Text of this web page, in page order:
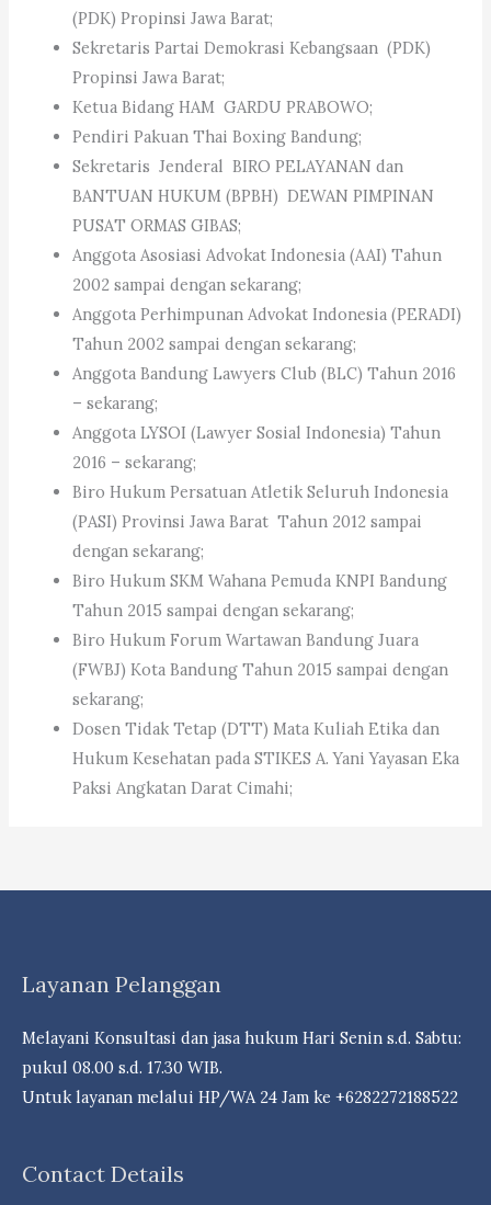
(PDK) Propinsi Jawa Barat;
Sekretaris Partai Demokrasi Kebangsaan (PDK)
Propinsi Jawa Barat;
Ketua Bidang HAM GARDU PRABOWO;
Pendiri Pakuan Thai Boxing Bandung;
Sekretaris Jenderal BIRO PELAYANAN dan
BANTUAN HUKUM (BPBH) DEWAN PIMPINAN
PUSAT ORMAS GIBAS;
Anggota Asosiasi Advokat Indonesia (AAI) Tahun
2002 sampai dengan sekarang;
Anggota Perhimpunan Advokat Indonesia (PERADI)
Tahun 2002 sampai dengan sekarang;
Anggota Bandung Lawyers Club (BLC) Tahun 2016
– sekarang;
Anggota LYSOI (Lawyer Sosial Indonesia) Tahun
2016 – sekarang;
Biro Hukum Persatuan Atletik Seluruh Indonesia
(PASI) Provinsi Jawa Barat Tahun 2012 sampai
dengan sekarang;
Biro Hukum SKM Wahana Pemuda KNPI Bandung
Tahun 2015 sampai dengan sekarang;
Biro Hukum Forum Wartawan Bandung Juara
(FWBJ) Kota Bandung Tahun 2015 sampai dengan
sekarang;
Dosen Tidak Tetap (DTT) Mata Kuliah Etika dan
Hukum Kesehatan pada STIKES A. Yani Yayasan Eka
Paksi Angkatan Darat Cimahi;
Layanan Pelanggan
Melayani Konsultasi dan jasa hukum Hari Senin s.d. Sabtu:
pukul 08.00 s.d. 17.30 WIB.
Untuk layanan melalui HP/WA 24 Jam ke +6282272188522
Contact Details